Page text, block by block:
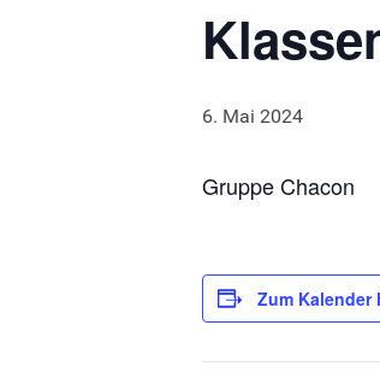
6. Mai 2024
Gruppe Chacon
Zum Kalender